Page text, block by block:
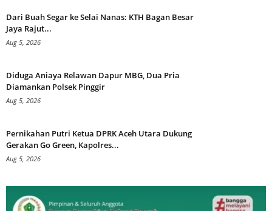
Dari Buah Segar ke Selai Nanas: KTH Bagan Besar
Jaya Rajut...
Aug 5, 2026
Diduga Aniaya Relawan Dapur MBG, Dua Pria
Diamankan Polsek Pinggir
Aug 5, 2026
Pernikahan Putri Ketua DPRK Aceh Utara Dukung
Gerakan Go Green, Kapolres...
Aug 5, 2026